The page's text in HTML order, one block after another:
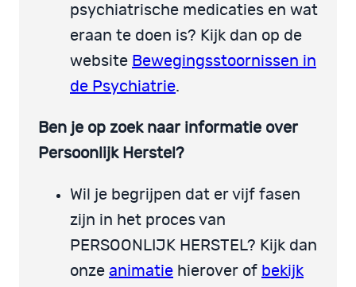
psychiatrische medicaties en wat
eraan te doen is? Kijk dan op de
website Bewegingsstoornissen in
de Psychiatrie.
Ben je op zoek naar informatie over
Persoonlijk Herstel?
Wil je begrijpen dat er vijf fasen
zijn in het proces van
PERSOONLIJK HERSTEL? Kijk dan
onze animatie hierover of bekijk